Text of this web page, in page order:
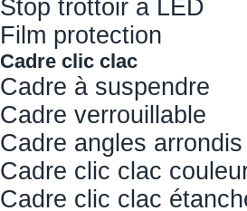
Stop trottoir à LED
Film protection
Cadre clic clac
Cadre à suspendre
Cadre verrouillable
Cadre angles arrondis
Cadre clic clac
Cadre clic clac